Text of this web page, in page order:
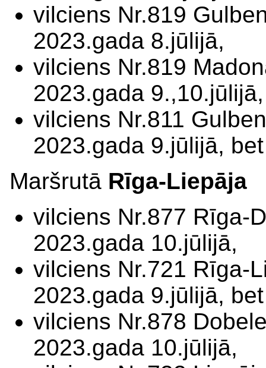
vilciens Nr.819
2023.gada 8.jūlijā,
vilciens Nr.819
2023.gada 9.,10.jūlijā,
vilciens Nr.811
2023.gada 9.jūlijā,
Maršrutā Rīga-Liepāja
vilciens Nr.877 Rīga-
2023.gada 10.jūlijā,
vilciens Nr.721 Rīga-
2023.gada 9.jūlijā,
vilciens Nr.878
2023.gada 10.jūlijā,